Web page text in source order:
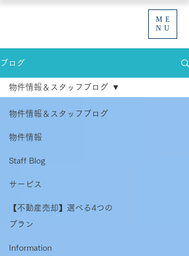
ME
NU
ブログ
物件情報＆スタッフブログ
物件情報
Staff Blog
サービス
【不動産売却】選べる4つの
プラン
Information
物件情報＆スタッフブログ